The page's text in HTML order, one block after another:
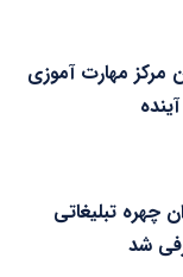
مرکز مهارت آموزی
چهره تبلیغاتی
شد